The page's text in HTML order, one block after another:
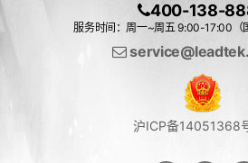
400-138-
服务时间：周一~周五 9:00-17:00（
沪ICP备14051368